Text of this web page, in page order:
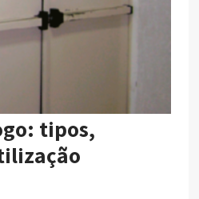
tipos,